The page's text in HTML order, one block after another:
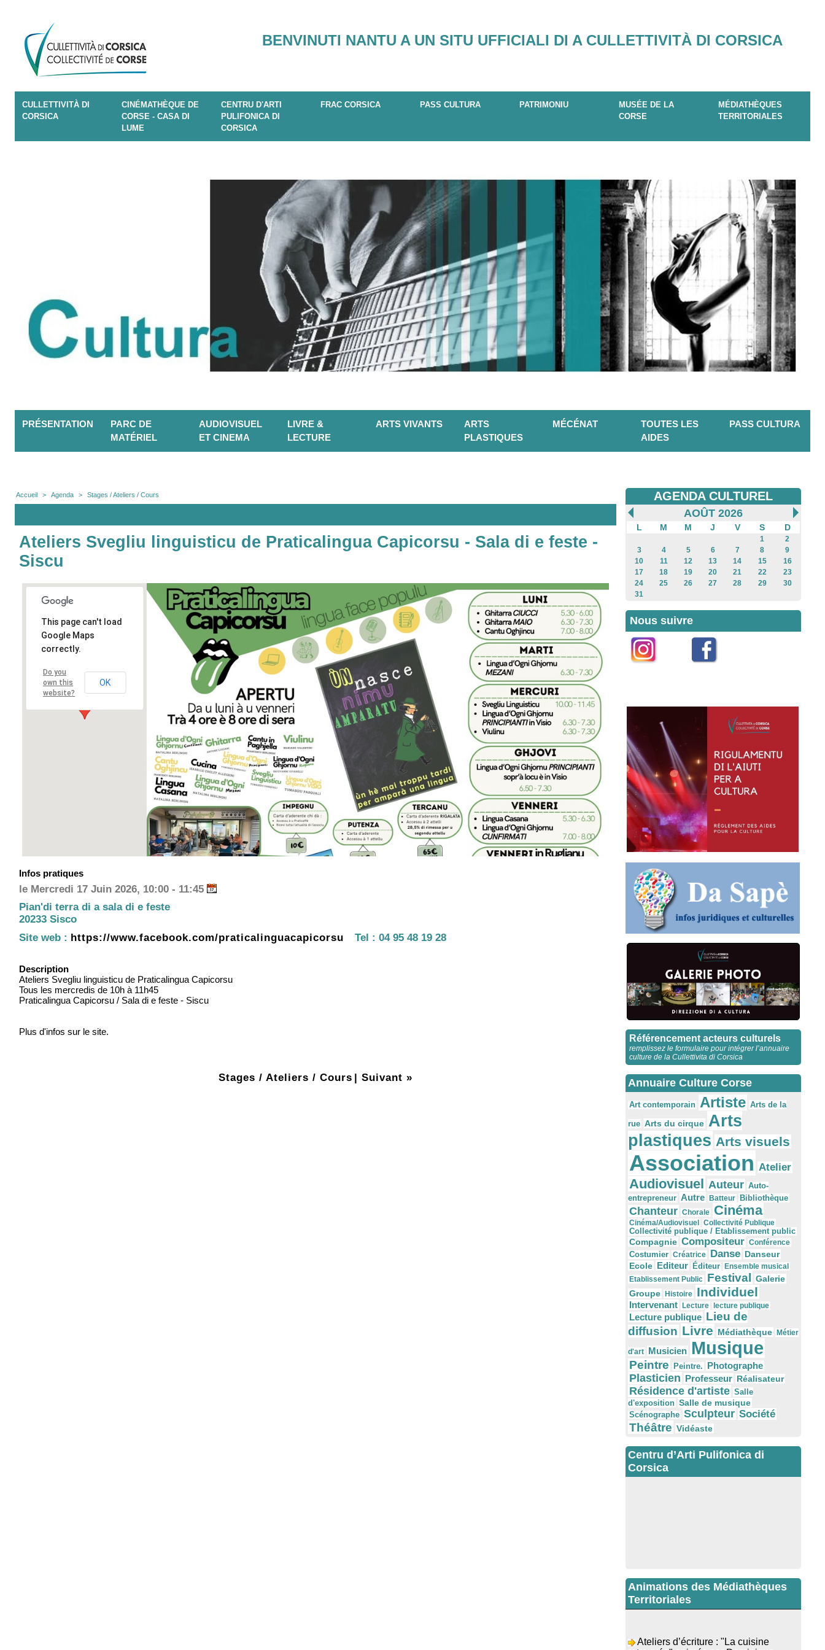
BENVINUTI NANTU A UN SITU UFFICIALI DI A CULLETTIVITÀ DI CORSICA
CULLETTIVITÀ DI
CORSICA
CINÉMATHÈQUE DE
CORSE - CASA DI
LUME
CENTRU D'ARTI
PULIFONICA DI
CORSICA
FRAC CORSICA PASS CULTURA PATRIMONIU
MUSÉE DE LA
CORSE
MÉDIATHÈQUES
TERRITORIALES
PRÉSENTATION
PARC DE
MATÉRIEL
AUDIOVISUEL
ET CINEMA
LIVRE &
LECTURE
ARTS VIVANTS
ARTS
PLASTIQUES
MÉCÉNAT
TOUTES LES
AIDES
PASS CULTURA
Accueil > Agenda > Stages / Ateliers / Cours
Ateliers Svegliu linguisticu de Praticalingua Capicorsu - Sala di e feste -
Siscu
This page can't load
Google Maps
correctly.
Do you
own this
website?
OK
Infos pratiques
le Mercredi 17 Juin 2026, 10:00 - 11:45
Pian'di terra di a sala di e feste
20233 Sisco
Site web : https://www.facebook.com/praticalinguacapicorsu Tel : 04 95 48 19 28
Description
Ateliers Svegliu linguisticu de Praticalingua Capicorsu
Tous les mercredis de 10h à 11h45
Praticalingua Capicorsu / Sala di e feste - Siscu
Plus d'infos sur le site.
Stages / Ateliers / Cours | Suivant »
AGENDA CULTUREL
AOÛT 2026
L M M J V S D
1
2
3
4 5 6 7 8
9
10
11 12 13 14 15
16
17
18 19 20 21 22
23
24
25 26 27 28 29
30
31
Nous suivre
Référencement acteurs culturels
remplissez le formulaire pour intégrer l’annuaire
culture de la Cullettivita di Corsica
Annuaire Culture Corse
Art contemporain Artiste Arts de la
rue Arts du cirque Arts
plastiques Arts visuels
Association Atelier
Audiovisuel Auteur Auto-
entrepreneur Autre Batteur Bibliothèque
Chanteur Chorale Cinéma
Cinéma/Audiovisuel
Collectivité Publique
Collectivité publique / Etablissement public
Compagnie Compositeur Conférence
Costumier Créatrice Danse Danseur
Ecole Editeur Éditeur
Ensemble musical
Etablissement Public Festival Galerie
Groupe
Histoire Individuel
Intervenant Lecture lecture publique
Lecture publique Lieu de
diffusion Livre Médiathèque Métier
d'art Musicien Musique
Peintre Peintre. Photographe
Plasticien Professeur Réalisateur
Résidence d'artiste Salle
d'exposition Salle de musique
Scénographe Sculpteur Société
Théâtre Vidéaste
Centru d’Arti Pulifonica di
Corsica
Animations des Médiathèques
Territoriales
retrouvée" animés par Dominique